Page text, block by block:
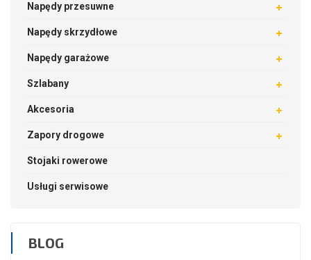
Napędy przesuwne
Napędy skrzydłowe
Napędy garażowe
Szlabany
Akcesoria
Zapory drogowe
Stojaki rowerowe
Usługi serwisowe
BLOG